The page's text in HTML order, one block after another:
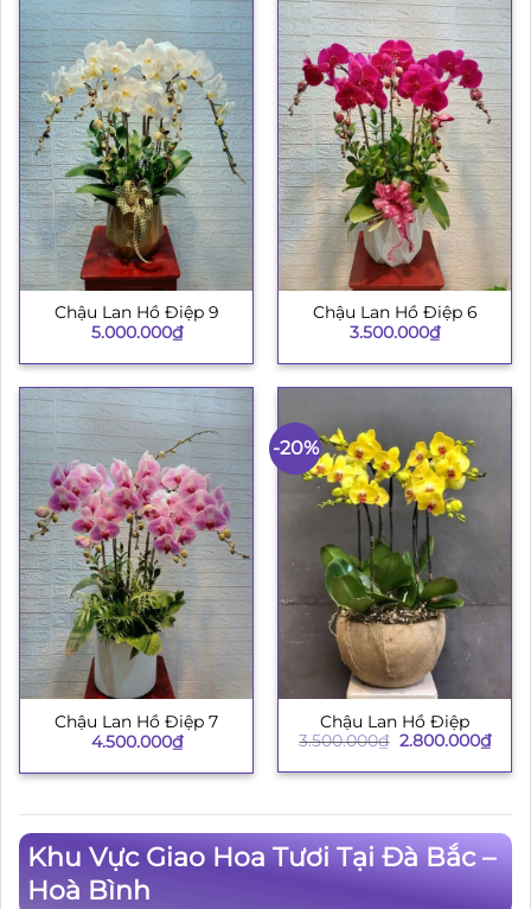
Chậu Lan Hồ Điệp 9
5.000.000₫
Chậu Lan Hồ Điệp 6
3.500.000₫
Chậu Lan Hồ Điệp 7
4.500.000₫
-20%
Chậu Lan Hồ Điệp
3.500.000₫ Giá
là:
2.800.000₫Giá
hiện
tại
Khu Vực Giao Hoa Tươi Tại Đà Bắc –
Hoà Bình